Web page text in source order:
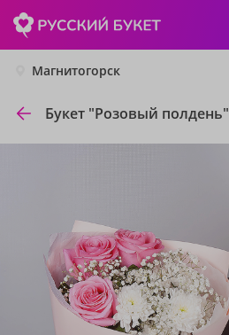
Магнитогорск
Букет "Розовый полдень"